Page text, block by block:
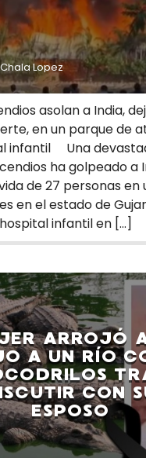
Lopez
asolan a India,
en un parque de
infantil Una
ha golpeado a
de 27 personas en
en el estado de
infantil en […]
ARROJÓ
A UN RÍO
CON
ESPOSO